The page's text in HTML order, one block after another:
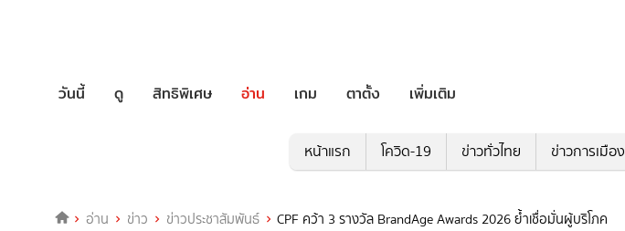
วันนี้ ดู สิทธิพิเศษ อ่าน เกม ตาตั้ง เพิ่มเติม
หน้าแรก โควิด-19 ข่าวทั่วไทย ข่าวการเมือง
อ่าน ข่าว ข่าวประชาสัมพันธ์ CPF คว้า 3 รางวัล BrandAge Awards 2026 ย้ำเชื่อมั่นผู้บริโภค